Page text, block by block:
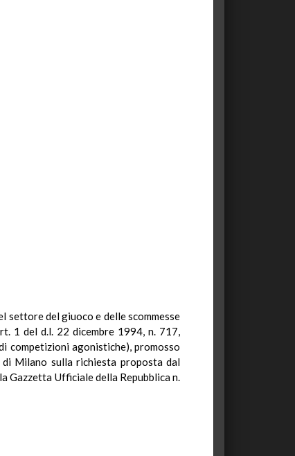
settore del giuoco e delle scommesse
1 del d.l. 22 dicembre 1994, n. 717,
competizioni agonistiche), promosso
Milano sulla richiesta proposta dal
Gazzetta Ufficiale della Repubblica n.